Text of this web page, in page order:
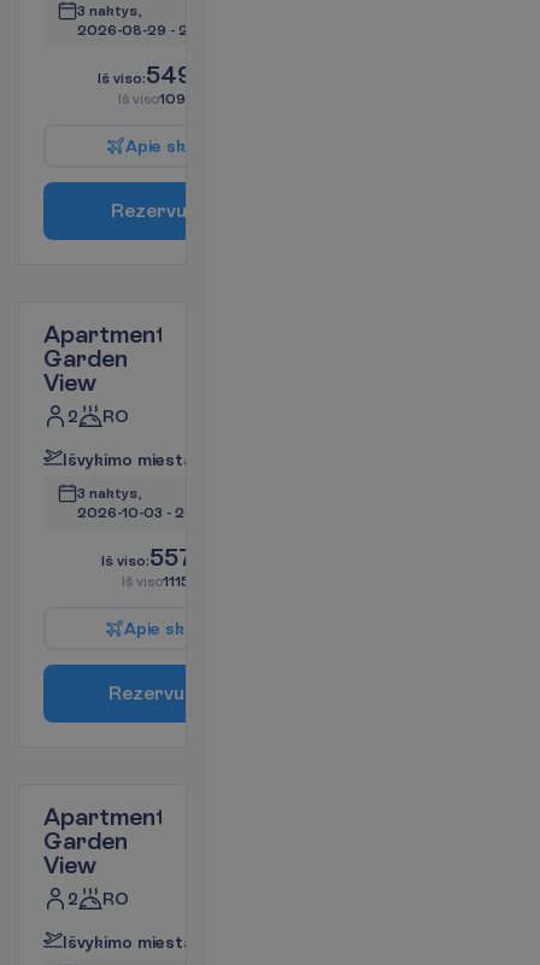
3 naktys,
2026-08-29 - 2026-09-01
Iš viso:549.48
Iš viso1098.96
Apie sk
Rezervu
Apartment
Garden
View
2 RO
Išvykimo miesta
3 naktys,
2026-10-03 - 2026-10-06
Iš viso:557.72
Iš viso1115.44
Apie sk
Rezervu
Apartment
Garden
View
2 RO
Išvykimo miesta